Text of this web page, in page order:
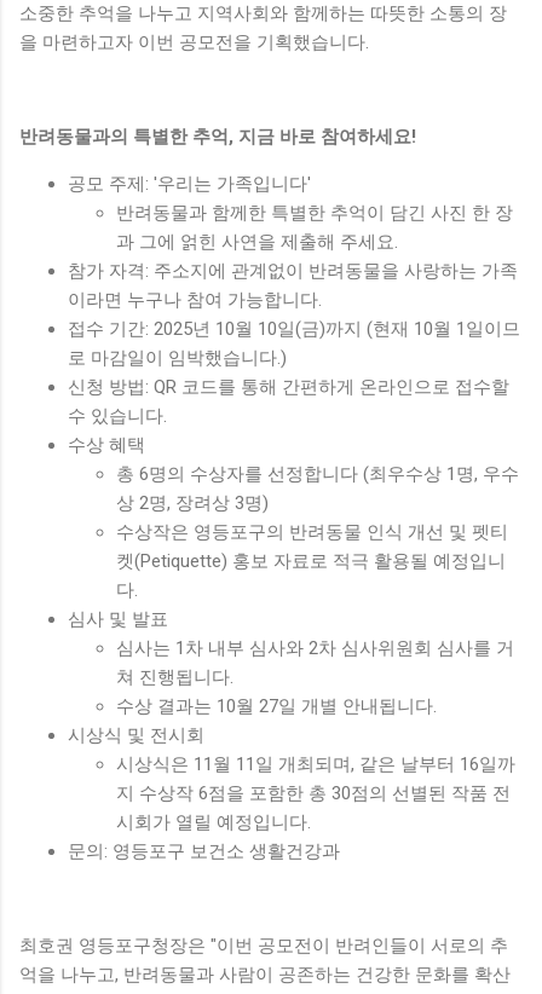
소중한 추억을 나누고 지역사회와 함께하는 따뜻한 소통의 장
을 마련하고자 이번 공모전을 기획했습니다.
반려동물과의 특별한 추억, 지금 바로 참여하세요!
공모 주제: '우리는 가족입니다'
반려동물과 함께한 특별한 추억이 담긴 사진 한 장
과 그에 얽힌 사연을 제출해 주세요.
참가 자격: 주소지에 관계없이 반려동물을 사랑하는 가족
이라면 누구나 참여 가능합니다.
접수 기간: 2025년 10월 10일(금)까지 (현재 10월 1일이므
로 마감일이 임박했습니다.)
신청 방법: QR 코드를 통해 간편하게 온라인으로 접수할
수 있습니다.
수상 혜택
총 6명의 수상자를 선정합니다 (최우수상 1명, 우수
상 2명, 장려상 3명)
수상작은 영등포구의 반려동물 인식 개선 및 펫티
켓(Petiquette) 홍보 자료로 적극 활용될 예정입니
다.
심사 및 발표
심사는 1차 내부 심사와 2차 심사위원회 심사를 거
쳐 진행됩니다.
수상 결과는 10월 27일 개별 안내됩니다.
시상식 및 전시회
시상식은 11월 11일 개최되며, 같은 날부터 16일까
지 수상작 6점을 포함한 총 30점의 선별된 작품 전
시회가 열릴 예정입니다.
문의: 영등포구 보건소 생활건강과
최호권 영등포구청장은 "이번 공모전이 반려인들이 서로의 추
억을 나누고, 반려동물과 사람이 공존하는 건강한 문화를 확산